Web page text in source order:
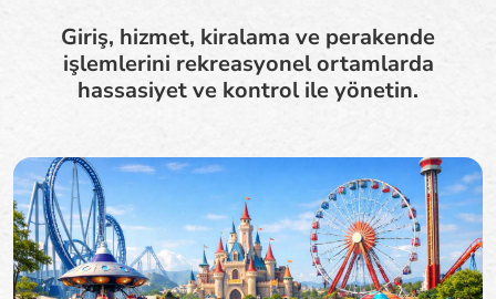
Giriş, hizmet, kiralama ve perakende
işlemlerini rekreasyonel ortamlarda
hassasiyet ve kontrol ile yönetin.